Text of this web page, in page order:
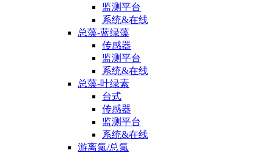
监测平台
系统&在线
总藻-蓝绿藻
传感器
监测平台
系统&在线
总藻-叶绿素
台式
传感器
监测平台
系统&在线
游离氯/总氯